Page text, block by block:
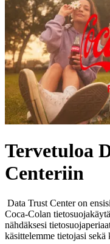
Tervetuloa
Centeriin
Data Trust Center on
Coca‑Colan
nähdäksesi
käsittelemme tietojasi